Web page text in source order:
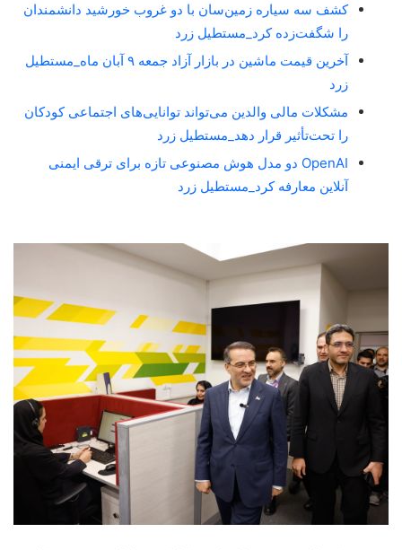
کشف سه سیاره زمین‌سان با دو غروب خورشید دانشمندان
را شگفت‌زده کرد_مستطیل زرد
آخرین قیمت ماشین در بازار آزاد جمعه ۹ آبان ماه_مستطیل
زرد
مشکلات مالی والدین می‌تواند توانایی‌های اجتماعی کودکان
را تحت‌تأثیر قرار دهد_مستطیل زرد
OpenAI دو مدل هوش مصنوعی تازه برای ترقی ایمنی
آنلاین معارفه کرد_مستطیل زرد